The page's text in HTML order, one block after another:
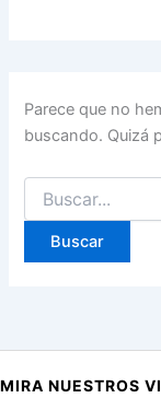
Parece que no
buscando. Quizá
Buscar
por:
MIRA NUESTROS